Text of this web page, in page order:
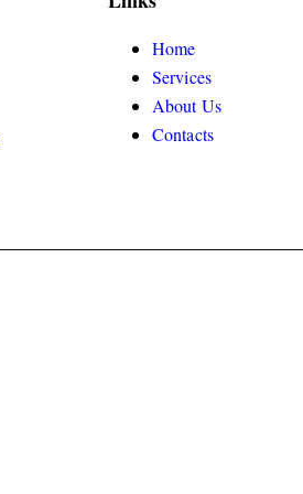
Home
Services
About Us
Contacts